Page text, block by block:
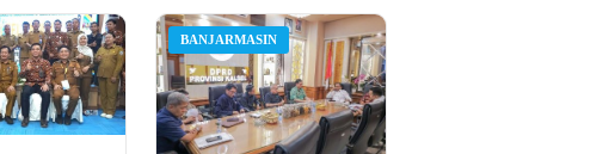
BANJARMASIN